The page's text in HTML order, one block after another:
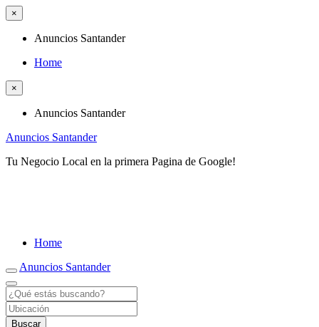
×
Anuncios Santander
Home
×
Anuncios Santander
Anuncios Santander
Tu Negocio Local en la primera Pagina de Google!
Home
Anuncios Santander
Buscar